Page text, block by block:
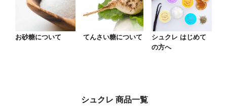
お砂糖について てんさい糖について
シュクレ はじめて
の方へ
シュクレ 商品一覧